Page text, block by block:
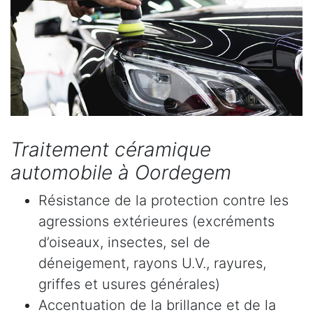
Traitement céramique
automobile à Oordegem
Résistance de la protection contre les
agressions extérieures (excréments
d’oiseaux, insectes, sel de
déneigement, rayons U.V., rayures,
griffes et usures générales)
Accentuation de la brillance et de la